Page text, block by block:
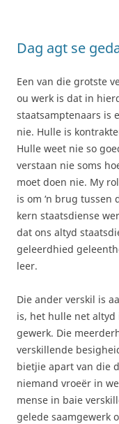
Dag agt se
Een van die grotste
ou werk is dat in
staatsamptenaars is
nie. Hulle is
Hulle weet nie so
verstaan nie soms
moet doen nie. My
is om ‘n brug tussen
kern staatsdiense
dat ons altyd
geleerdhied
leer.
Die ander verskil is
is, het hulle net
gewerk. Die
verskillende
bietjie apart van die
niemand vroeër in
mense in baie
gelede saamgewerk